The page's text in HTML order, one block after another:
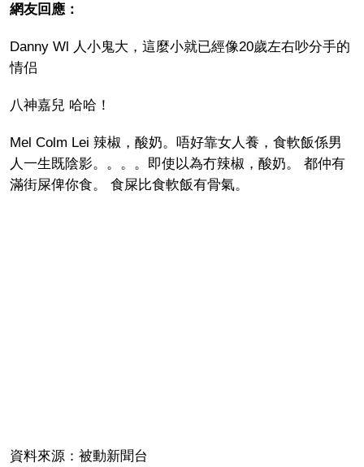
網友回應：
Danny Wl 人小鬼大，這麼小就已經像20歲左右吵分手的
情侣
八神嘉兒 哈哈！
Mel Colm Lei 辣椒，酸奶。唔好靠女人養，食軟飯係男
人一生既陰影。。。。即使以為冇辣椒，酸奶。 都仲有
滿街屎俾你食。 食屎比食軟飯有骨氣。
資料來源：被動新聞台